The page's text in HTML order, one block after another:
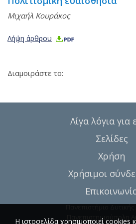
Μιχαήλ Κουράκος
Λήψη άρθρου
Διαμοιράστε το:
Λίγα λόγια για
Σελίδες
Χρήση
Χρήσιμοι
Πανεπιστήμιο Δυτικής
Πανεπιστημιούπολη
Η ιστοσελίδα χρησιμοποιεί cookies